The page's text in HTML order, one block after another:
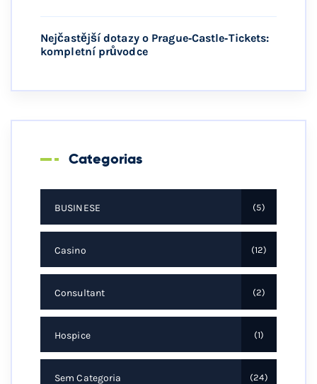
Nejčastější dotazy o Prague‑Castle‑Tickets:
kompletní průvodce
Categorias
BUSINESE 5
Casino 12
Consultant 2
Hospice 1
Sem Categoria 24